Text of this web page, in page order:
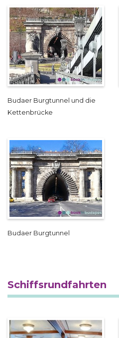
Budaer Burgtunnel und die
Kettenbrücke
Budaer Burgtunnel
Schiffsrundfahrten